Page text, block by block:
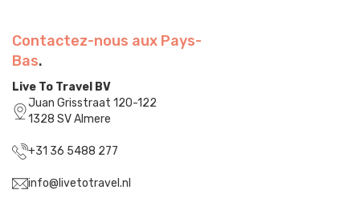
Contactez-nous aux Pays-
Bas.
Live To Travel BV
Juan Grisstraat 120-122
1328 SV Almere
+31 36 5488 277
info@livetotravel.nl